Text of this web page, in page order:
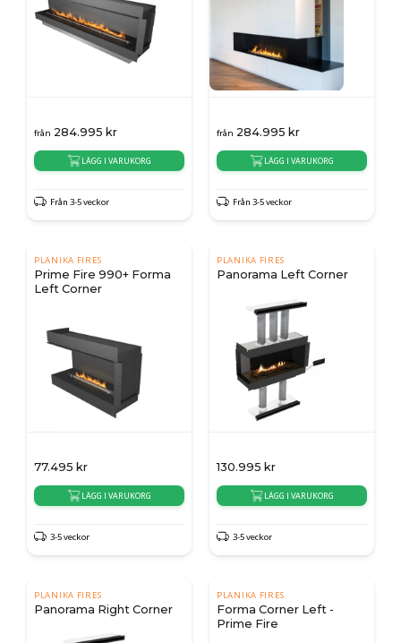
från 284.995 kr
LÄGG I VARUKORG
Från 3-5 veckor
från 284.995 kr
LÄGG I VARUKORG
Från 3-5 veckor
PLANIKA FIRES
Prime Fire 990+ Forma
Left Corner
77.495 kr
LÄGG I VARUKORG
3-5 veckor
PLANIKA FIRES
Panorama Left Corner
130.995 kr
LÄGG I VARUKORG
3-5 veckor
PLANIKA FIRES
Panorama Right Corner
PLANIKA FIRES
Forma Corner Left -
Prime Fire